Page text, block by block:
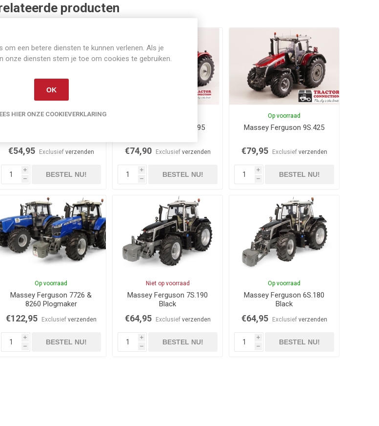
producten
Op voorraad
€54,95 Exclusief verzenden
i
h
BESTEL NU!
Massey Ferguson 7495
€74,90 Exclusief verzenden
i
h
BESTEL NU!
Op voorraad
Massey Ferguson 9S.425
€79,95 Exclusief verzenden
i
h
BESTEL NU!
Op voorraad
Massey Ferguson 7726 &
8260 Plogmaker
€122,95 Exclusief verzenden
i
h
BESTEL NU!
Niet op voorraad
Massey Ferguson 7S.190
Black
€64,95 Exclusief verzenden
i
h
BESTEL NU!
Op voorraad
Massey Ferguson 6S.180
Black
€64,95 Exclusief verzenden
i
h
BESTEL NU!
om een betere diensten te kunnen verlenen. Als je
onze diensten stem je toe om cookies te gebruiken.
OK
HIER ONZE COOKIEVERKLARING